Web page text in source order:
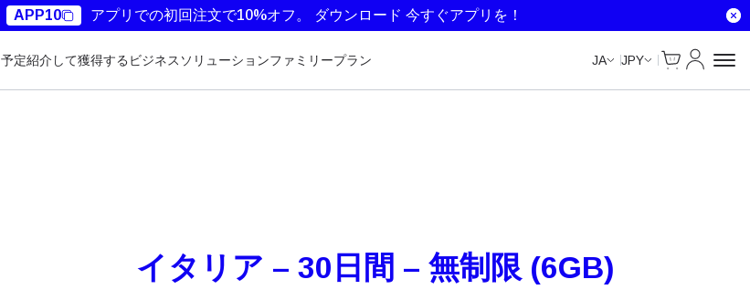
APP10 アプリでの初回注文で10%オフ。 ダウンロード 今すぐアプリを！
予定紹介して獲得する ビジネスソリューションファミリープラン JA JPY
Cart
マイアカ
イタリア – 30日間 – 無制限 (6GB)